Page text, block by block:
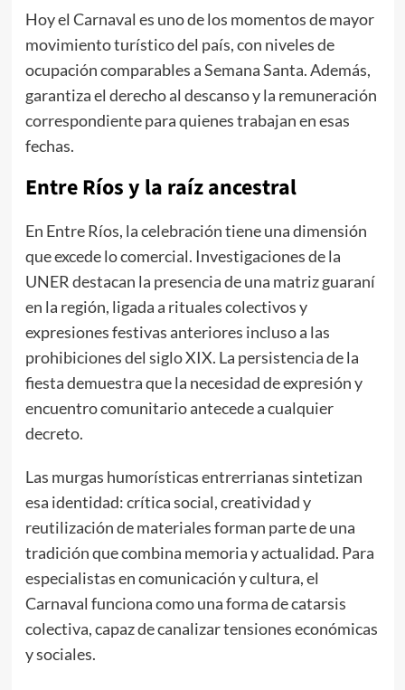
Hoy el Carnaval es uno de los momentos de mayor
movimiento turístico del país, con niveles de
ocupación comparables a Semana Santa. Además,
garantiza el derecho al descanso y la remuneración
correspondiente para quienes trabajan en esas
fechas.
Entre Ríos y la raíz ancestral
En Entre Ríos, la celebración tiene una dimensión
que excede lo comercial. Investigaciones de la
UNER destacan la presencia de una matriz guaraní
en la región, ligada a rituales colectivos y
expresiones festivas anteriores incluso a las
prohibiciones del siglo XIX. La persistencia de la
fiesta demuestra que la necesidad de expresión y
encuentro comunitario antecede a cualquier
decreto.
Las murgas humorísticas entrerrianas sintetizan
esa identidad: crítica social, creatividad y
reutilización de materiales forman parte de una
tradición que combina memoria y actualidad. Para
especialistas en comunicación y cultura, el
Carnaval funciona como una forma de catarsis
colectiva, capaz de canalizar tensiones económicas
y sociales.